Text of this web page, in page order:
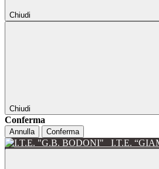
Chiudi
Chiudi
Conferma
Annulla Conferma
I.T.E.